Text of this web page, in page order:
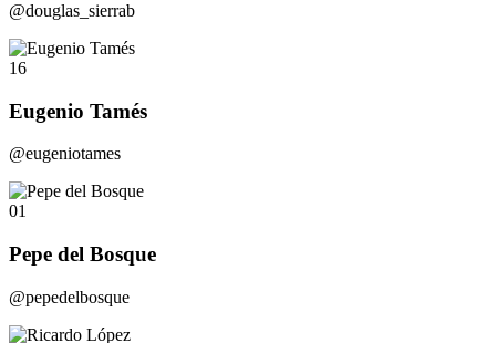
@douglas_sierrab
16
Eugenio Tamés
@eugeniotames
01
Pepe del Bosque
@pepedelbosque